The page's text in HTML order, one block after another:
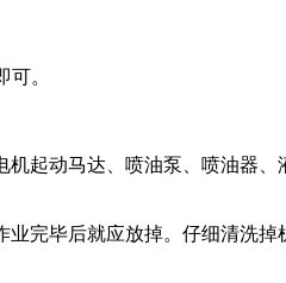
。
起动马达、喷油泵、喷油器
完毕后就应放掉。仔细清洗